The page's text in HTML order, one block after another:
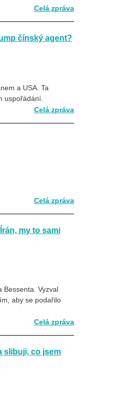
Celá zpráva
čínský agent?
a USA. Ta
uspořádání.
Celá zpráva
Celá zpráva
my to sami
Bessenta. Vyzval
aby se podařilo
Celá zpráva
slibuji, co jsem